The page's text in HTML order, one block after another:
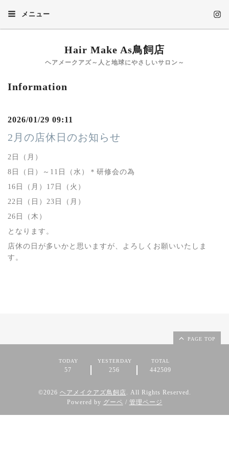
メニュー
Hair Make As鳥飼店
ヘアメークアズ～人と地球にやさしいサロン～
Information
2026/01/29 09:11
2月の店休日のお知らせ
2日（月）
8日（日）～11日（水）＊研修会の為
16日（月）17日（火）
22日（日）23日（月）
26日（木）
となります。
店休の日が多いかと思いますが、よろしくお願いいたしま
す。
PAGE TOP
TODAY
57
YESTERDAY
256
TOTAL
442509
©2026 ヘアメイクアズ鳥飼店. All Rights Reserved.
Powered by グーペ / 管理ページ